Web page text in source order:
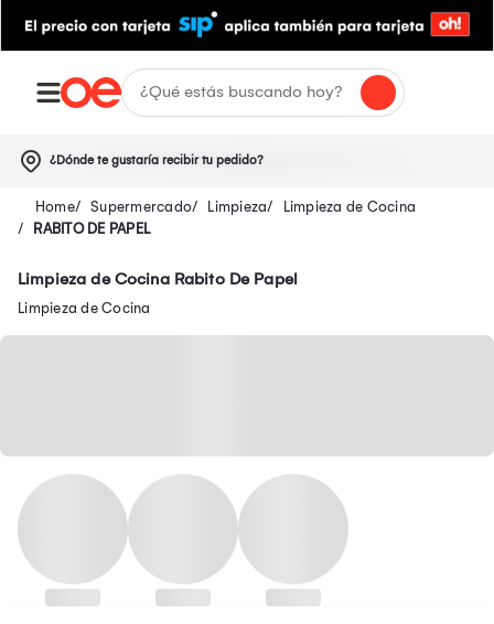
¿Dónde te gustaría recibir tu pedido?
Supermercado Limpieza
Limpieza de Cocina
RABITO DE PAPEL
Limpieza de Cocina Rabito De Papel
Limpieza de Cocina